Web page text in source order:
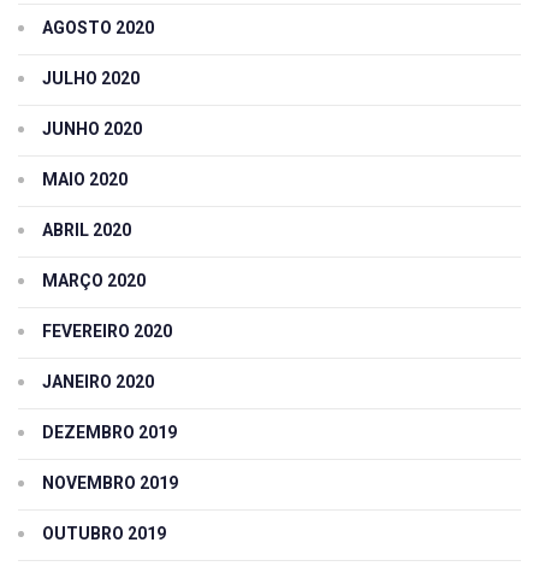
AGOSTO 2020
JULHO 2020
JUNHO 2020
MAIO 2020
ABRIL 2020
MARÇO 2020
FEVEREIRO 2020
JANEIRO 2020
DEZEMBRO 2019
NOVEMBRO 2019
OUTUBRO 2019